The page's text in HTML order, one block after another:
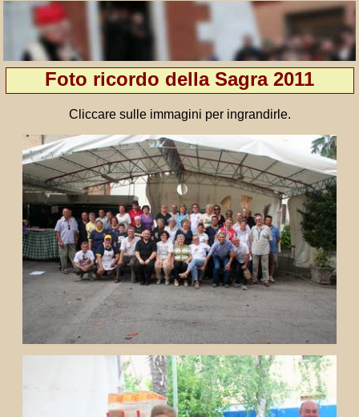
Foto ricordo della Sagra 2011
Cliccare sulle immagini per ingrandirle.